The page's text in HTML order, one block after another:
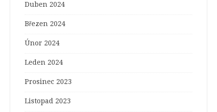
Duben 2024
Březen 2024
Únor 2024
Leden 2024
Prosinec 2023
Listopad 2023